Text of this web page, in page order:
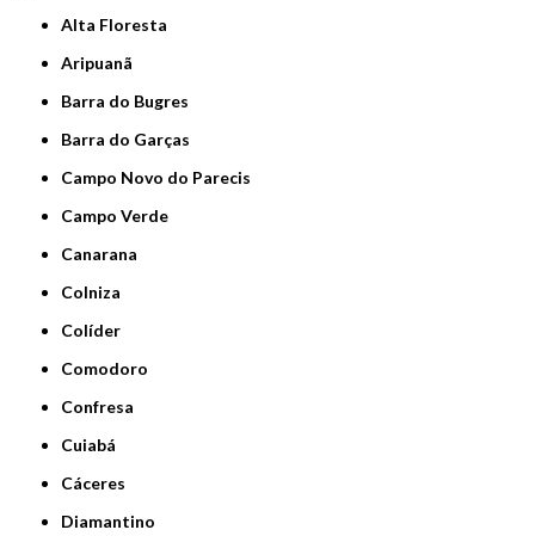
Alta Floresta
Aripuanã
Barra do Bugres
Barra do Garças
Campo Novo do Parecis
Campo Verde
Canarana
Colniza
Colíder
Comodoro
Confresa
Cuiabá
Cáceres
Diamantino